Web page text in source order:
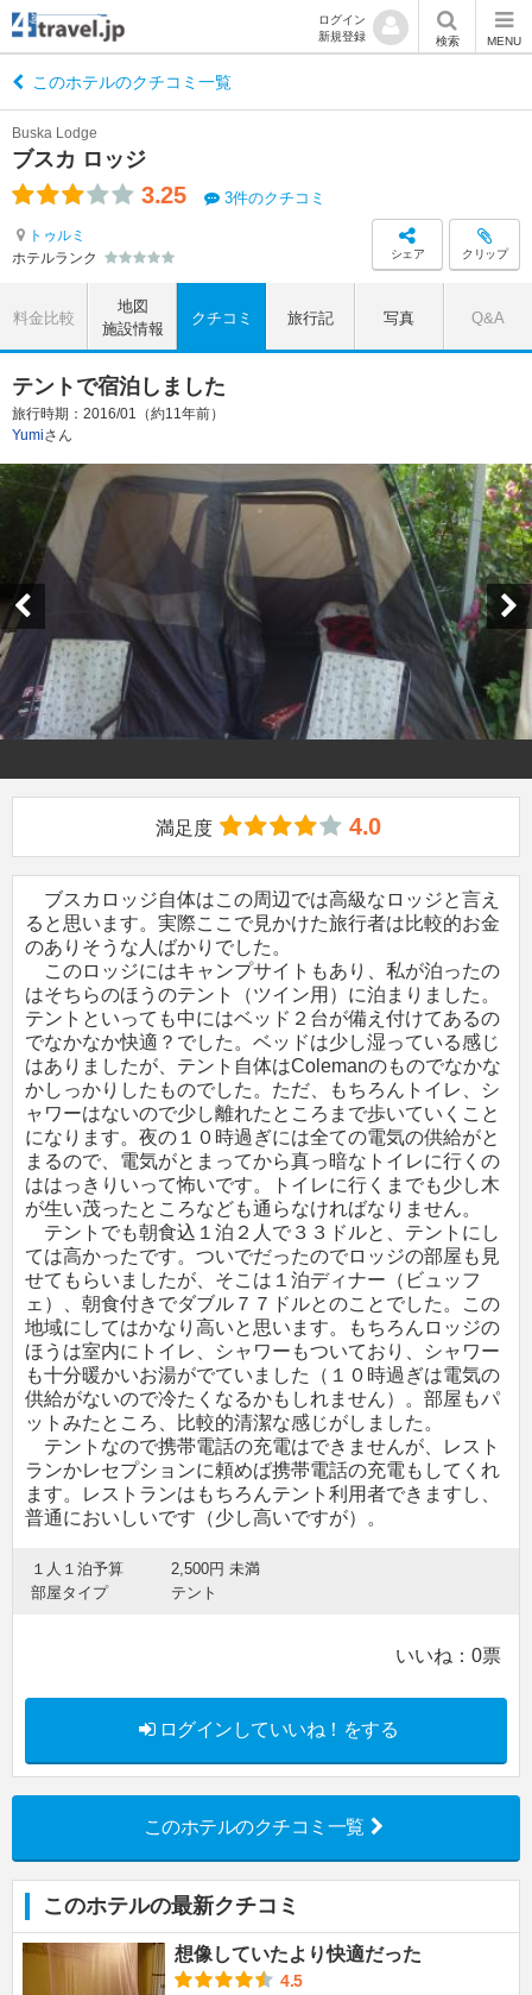
ログイン
新規登録
検索 MENU
このホテルのクチコミ一覧
ブスカ ロッジ
Buska Lodge
3.25 3件のクチコミ
トゥルミ
ホテルランク
シェア クリップ
料金比較
地図
施設情報
クチコミ 旅行記 写真 Q&A
テントで宿泊しました
旅行時期：2016/01（約11年前）
Yumiさん
満足度 4.0
ブスカロッジ自体はこの周辺では高級なロッジと言え
ると思います。実際ここで見かけた旅行者は比較的お金
のありそうな人ばかりでした。
このロッジにはキャンプサイトもあり、私が泊ったの
はそちらのほうのテント（ツイン用）に泊まりました。
テントといっても中にはベッド２台が備え付けてあるの
でなかなか快適？でした。ベッドは少し湿っている感じ
はありましたが、テント自体はColemanのものでなかな
かしっかりしたものでした。ただ、もちろんトイレ、シ
ャワーはないので少し離れたところまで歩いていくこと
になります。夜の１０時過ぎには全ての電気の供給がと
まるので、電気がとまってから真っ暗なトイレに行くの
ははっきりいって怖いです。トイレに行くまでも少し木
が生い茂ったところなども通らなければなりません。
テントでも朝食込１泊２人で３３ドルと、テントにし
ては高かったです。ついでだったのでロッジの部屋も見
せてもらいましたが、そこは１泊ディナー（ビュッフ
ェ）、朝食付きでダブル７７ドルとのことでした。この
地域にしてはかなり高いと思います。もちろんロッジの
ほうは室内にトイレ、シャワーもついており、シャワー
も十分暖かいお湯がでていました（１０時過ぎは電気の
供給がないので冷たくなるかもしれません）。部屋もパ
ットみたところ、比較的清潔な感じがしました。
テントなので携帯電話の充電はできませんが、レスト
ランかレセプションに頼めば携帯電話の充電もしてくれ
ます。レストランはもちろんテント利用者できますし、
普通においしいです（少し高いですが）。
１人１泊予算
2,500円 未満
部屋タイプ
テント
いいね： 0票
ログインしていいね！をする
このホテルのクチコミ一覧
このホテルの最新クチコミ
想像していたより快適だった
4.5